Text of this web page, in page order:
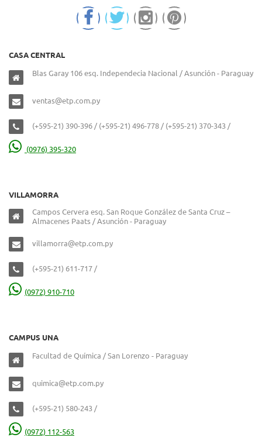
CASA CENTRAL
Blas Garay 106 esq. Independecia Nacional / Asunción - Paraguay
ventas@etp.com.py
(+595-21) 390-396 / (+595-21) 496-778 / (+595-21) 370-343 /
(0976) 395-320
VILLAMORRA
Campos Cervera esq. San Roque González de Santa Cruz –
Almacenes Paats / Asunción - Paraguay
villamorra@etp.com.py
(+595-21) 611-717 /
(0972) 910-710
CAMPUS UNA
Facultad de Química / San Lorenzo - Paraguay
quimica@etp.com.py
(+595-21) 580-243 /
(0972) 112-563